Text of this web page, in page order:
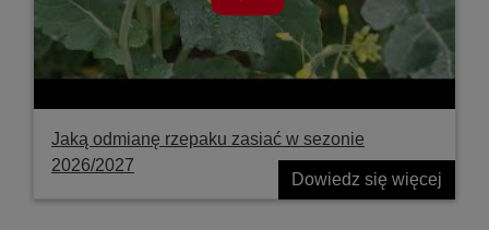
Jaką odmianę rzepaku zasiać w sezonie
2026/2027
Dowiedz się więcej